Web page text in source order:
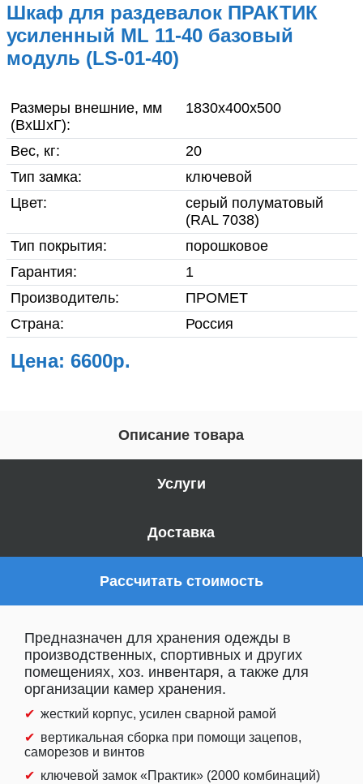
Гарантия и возврат товара
Инструкции по сборке
Фото готовой продукции
Вакансии
Реквизиты
Доставка
Контакты
Шкаф для раздевалок ПРАКТИК
усиленный ML 11-40 базовый
модуль (LS-01-40)
Размеры внешние, мм
(ВхШхГ):
1830x400x500
Вес, кг:
20
Тип замка:
ключевой
Цвет:
серый полуматовый
(RAL 7038)
Тип покрытия:
порошковое
Гарантия:
1
Производитель:
ПРОМЕТ
Страна:
Россия
Цена: 6600р.
Описание товара
Услуги
Доставка
Рассчитать стоимость
Предназначен для хранения одежды в
производственных, спортивных и других
помещениях, хоз. инвентаря, а также для
организации камер хранения.
жесткий корпус, усилен сварной рамой
вертикальная сборка при помощи зацепов,
саморезов и винтов
ключевой замок «Практик» (2000 комбинаций)